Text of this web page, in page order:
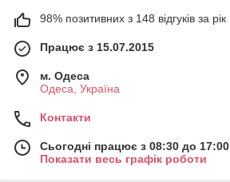
98% позитивних з 148 відгуків за рік
Працює з 15.07.2015
м. Одеса
Одеса, Україна
Контакти
Сьогодні працює з 08:30 до 17:00
Показати весь графік роботи